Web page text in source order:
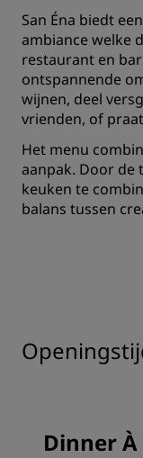
San Éna biedt
ambiance welke
restaurant en
ontspannende
wijnen, deel
vrienden, of
Het menu
aanpak. Door de
keuken te
balans tussen
Dinner